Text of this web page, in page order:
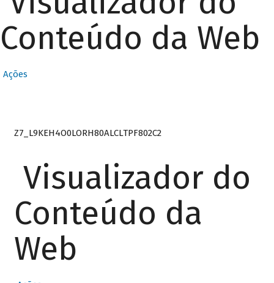
Conteúdo da Web
Ações
Z7_L9KEH4O0LORH80ALCLTPF802C2
Visualizador do
Conteúdo da
Web